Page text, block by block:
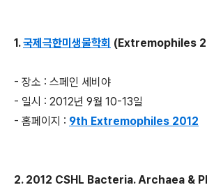
1.국제극한미생물학회 (Extremophiles
- 장소 : 스페인 세비야
- 일시 : 2012년 9월 10-13일
- 홈페이지 : 9th Extremophiles 2012
2. 2012 CSHL Bacteria. Archaea &